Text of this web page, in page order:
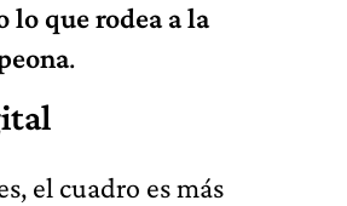
que rodea a la
.
el cuadro es más